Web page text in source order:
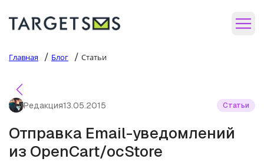
Главная / Блог / Статьи
Редакция13.05.2015 Статьи
Отправка Email-уведомлений
из OpenCart/ocStore